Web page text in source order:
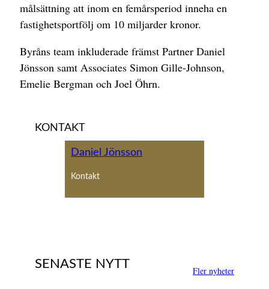
målsättning att inom en femårsperiod inneha en
fastighetsportfölj om 10 miljarder kronor.
Byråns team inkluderade främst Partner Daniel
Jönsson samt Associates Simon Gille-Johnson,
Emelie Bergman och Joel Öhrn.
KONTAKT
Daniel Jönsson
Kontakt
SENASTE NYTT Fler nyheter